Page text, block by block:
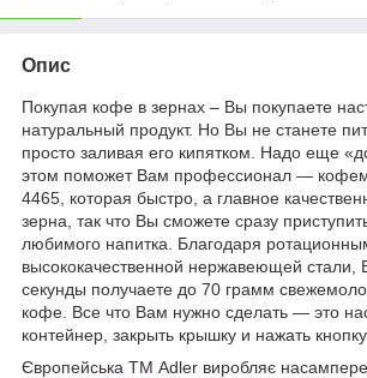
Опис
Покупая кофе в зернах – Вы покупаете
натуральный продукт. Но Вы не станете
просто заливая его кипятком. Надо еще
этом поможет Вам профессионал ―
4465, которая быстро, а главное
зерна, так что Вы сможете сразу
любимого напитка. Благодаря
высококачественной нержавеющей стали,
секунды получаете до 70 грамм
кофе. Все что Вам нужно сделать ― это
контейнер, закрыть крышку и нажать кнопку.
Європейська ТМ Adler виробляє